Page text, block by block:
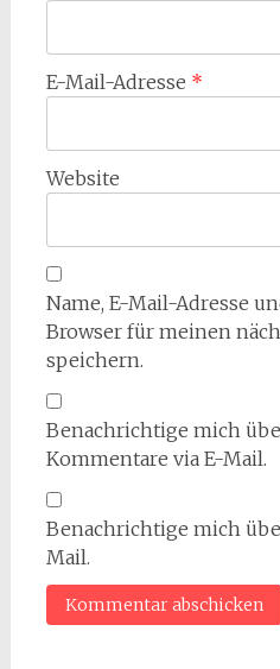
E-Mail-Adresse *
Website
Name, E-Mail-Adresse
Browser für meinen
speichern.
Benachrichtige mich
Kommentare via E-Mail.
Benachrichtige mich
Mail.